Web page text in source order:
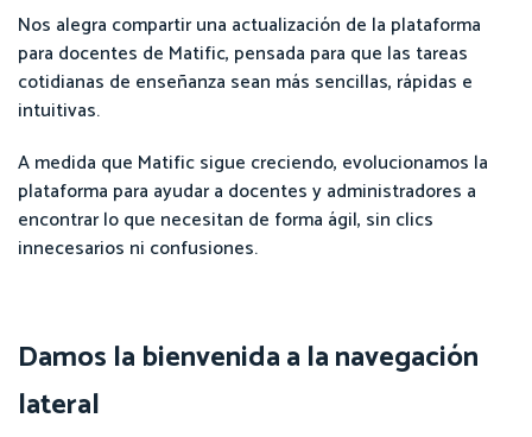
Nos alegra compartir una actualización de la plataforma
para docentes de Matific, pensada para que las tareas
cotidianas de enseñanza sean más sencillas, rápidas e
intuitivas.
A medida que Matific sigue creciendo, evolucionamos la
plataforma para ayudar a docentes y administradores a
encontrar lo que necesitan de forma ágil, sin clics
innecesarios ni confusiones.
Damos la bienvenida a la navegación
lateral